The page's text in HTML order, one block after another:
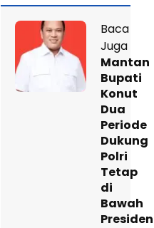
Baca
Juga
Mantan
Bupati
Konut
Dua
Periode
Dukung
Polri
Tetap
di
Bawah
Presiden